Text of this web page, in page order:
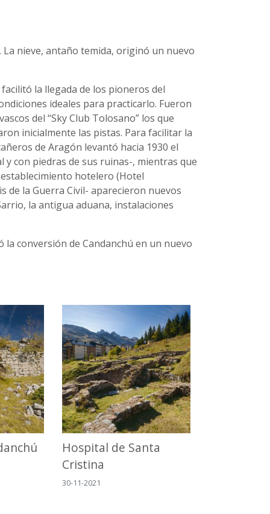
nieve, antaño temida, originó un nuevo
la llegada de los pioneros del
ideales para practicarlo. Fueron
del “Sky Club Tolosano” los que
inicialmente las pistas. Para facilitar la
de Aragón levantó hacia 1930 el
con piedras de sus ruinas-, mientras que
hotelero (Hotel
de la Guerra Civil- aparecieron nuevos
la antigua aduana, instalaciones
la conversión de Candanchú en un nuevo
Hospital de Santa
Cristina
30-11-2021